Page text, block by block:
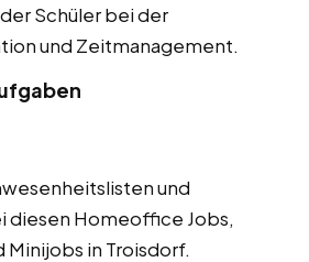
Schüler bei der
und Zeitmanagement.
und
diesen Homeoffice Jobs,
in Troisdorf.